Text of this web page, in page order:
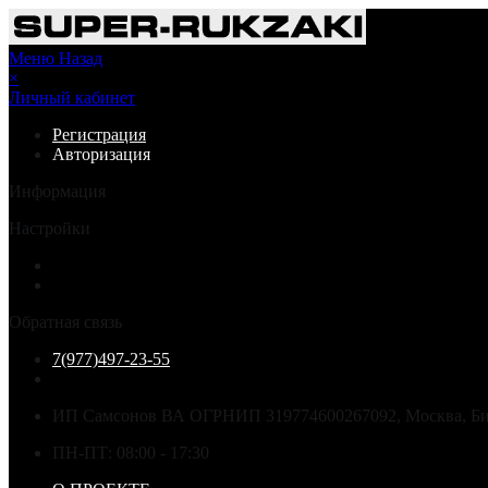
Меню Назад
×
Личный кабинет
Регистрация
Авторизация
Информация
Настройки
Обратная связь
7(977)497-23-55
ИП Самсонов ВА ОГРНИП 319774600267092, Москва,
ПН-ПТ: 08:00 - 17:30